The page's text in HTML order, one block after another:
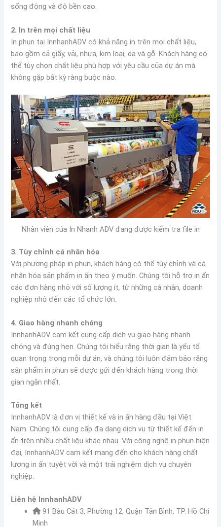
sống động và độ bền cao.
2. In trên mọi chất liệu
In phun tại InnhanhADV có khả năng in trên mọi chất liệu,
bao gồm cả giấy, vải, nhựa, kim loại, da và gỗ. Khách hàng có
thể tùy chọn chất liệu phù hợp với yêu cầu của dự án mà
không gặp bất kỳ ràng buộc nào.
Nhân viên của In Nhanh ADV đang được kiểm tra file in
3. Tùy chỉnh cá nhân hóa
Với phương pháp in phun, khách hàng có thể tùy chỉnh và cá
nhân hóa sản phẩm in ấn theo ý muốn. Chúng tôi hỗ trợ in ấn
các đơn hàng nhỏ với số lượng ít, từ những cá nhân, doanh
nghiệp nhỏ đến các tổ chức lớn.
4. Giao hàng nhanh chóng
InnhanhADV cam kết cung cấp dịch vụ giao hàng nhanh
chóng và đúng hẹn. Chúng tôi hiểu rằng thời gian là yếu tố
quan trọng trong mỗi dự án, và chúng tôi luôn đảm bảo rằng
sản phẩm in phun sẽ được gửi đến khách hàng trong thời
gian ngắn nhất.
Tổng kết
InnhanhADV là đơn vị thiết kế và in ấn hàng đầu tại Việt
Nam. Chúng tôi cung cấp đa dạng dịch vụ từ thiết kế đến in
ấn trên nhiều chất liệu khác nhau. Với công nghệ in phun hiện
đại, InnhanhADV cam kết mang đến cho khách hàng chất
lượng in ấn tuyệt vời và một trải nghiệm dịch vụ chuyên
nghiệp.
Liên hệ InnhanhADV
91 Bàu Cát 3, Phường 12, Quận Tân Bình, TP. Hồ Chí
Minh